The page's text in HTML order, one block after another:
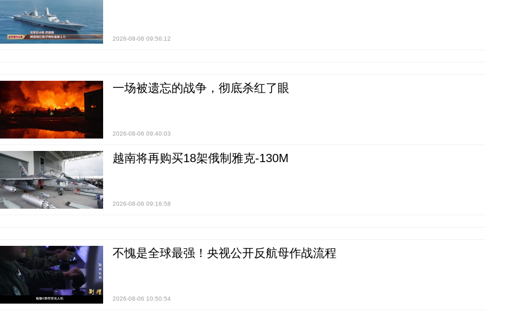
2026-08-06 09:56:12
一场被遗忘的战争，彻底杀红了眼
2026-08-06 09:40:03
越南将再购买18架俄制雅克-130M
2026-08-06 09:16:58
不愧是全球最强！央视公开反航母作战流程
2026-08-06 10:50:54